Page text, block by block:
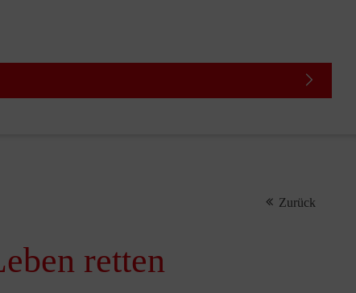
Zurück
retten